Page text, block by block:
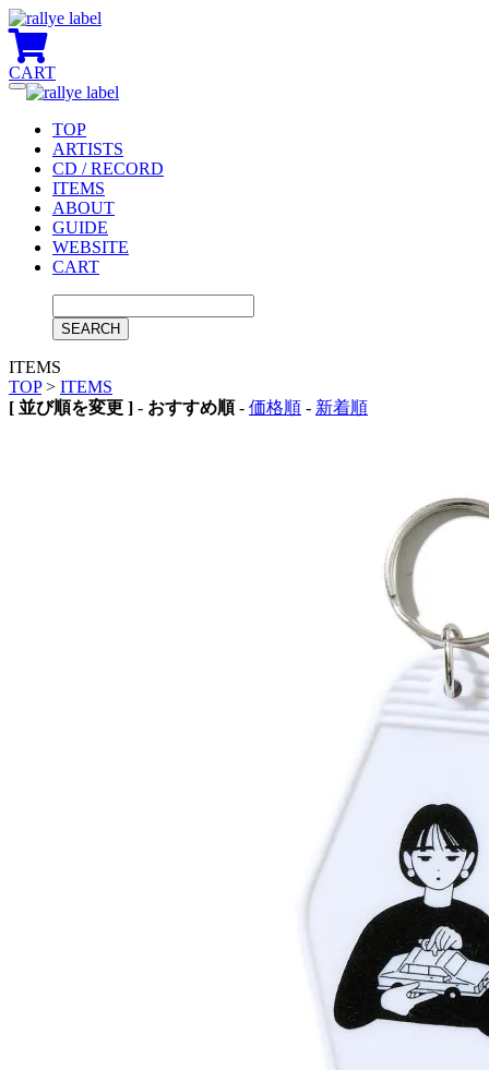
CART
Toggle
TOP
ARTISTS
CD / RECORD
ITEMS
ABOUT
GUIDE
WEBSITE
CART
ITEMS
TOP > ITEMS
[ 並び順を変更 ] - おすすめ順- 価格順 - 新着順